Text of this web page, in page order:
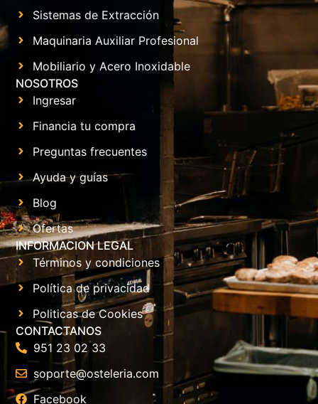
Sistemas de Extracción
Maquinaria Auxiliar Profesional
Mobiliario y Acero Inoxidable
NOSOTROS
Ingresar
Financia tu compra
Preguntas frecuentes
Ayuda y guías
Blog
Ofertas
INFORMACION LEGAL
Términos y condiciones
Política de privacidad
Politicas de Cookies
CONTACTANOS
951 23 02 33
soporte@osteleria.com
Facebook